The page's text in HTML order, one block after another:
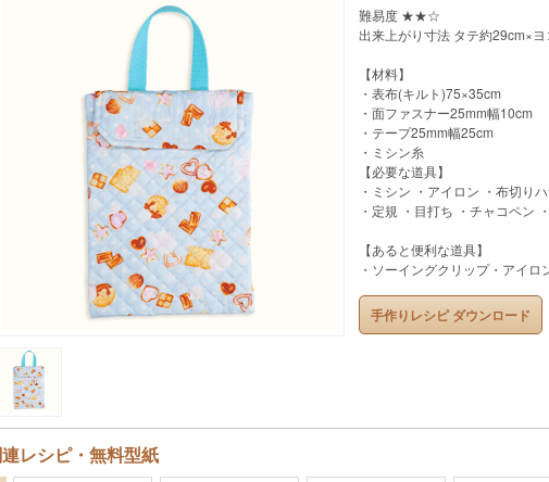
難易度 ★★☆
出来上がり寸法 タテ約29cm×
【材料】
・表布(キルト)75×35cm
・面ファスナー25mm幅10cm
・テープ25mm幅25cm
・ミシン糸
【必要な道具】
・ミシン ・アイロン ・布切り
・定規 ・目打ち ・チャコペン
【あると便利な道具】
・ソーイングクリップ・アイロ
手作りレシピ ダウンロード
レシピ・無料型紙